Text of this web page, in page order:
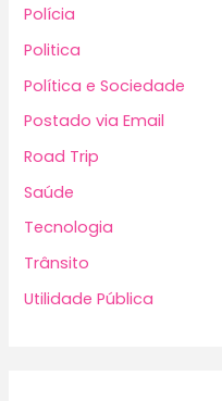
Polícia
Politica
Política e Sociedade
Postado via Email
Road Trip
Saúde
Tecnologia
Trânsito
Utilidade Pública